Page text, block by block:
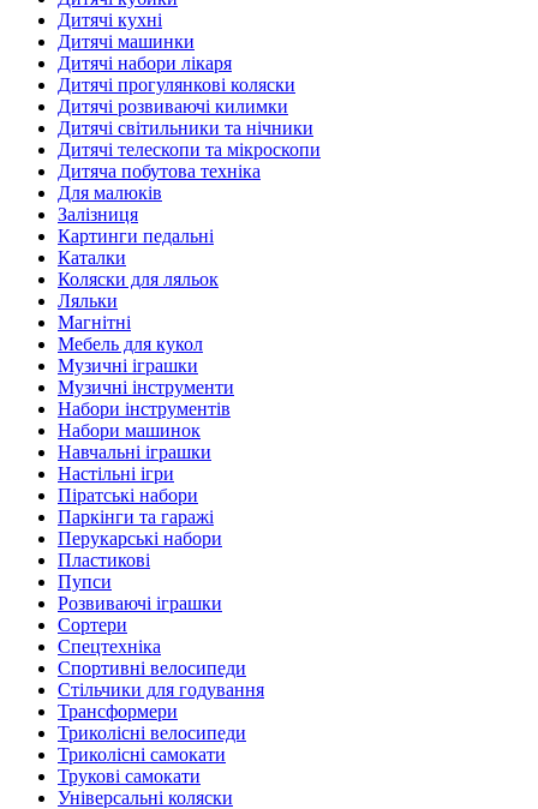
Дитячі кухні
Дитячі машинки
Дитячі набори лікаря
Дитячі прогулянкові коляски
Дитячі розвиваючі килимки
Дитячі світильники та нічники
Дитячі телескопи та мікроскопи
Дитяча побутова техніка
Для малюків
Залізниця
Картинги педальні
Каталки
Коляски для ляльок
Ляльки
Магнітні
Мебель для кукол
Музичні іграшки
Музичні інструменти
Набори інструментів
Набори машинок
Навчальні іграшки
Настільні ігри
Піратські набори
Паркінги та гаражі
Перукарські набори
Пластикові
Пупси
Розвиваючі іграшки
Сортери
Спецтехніка
Спортивні велосипеди
Стільчики для годування
Трансформери
Триколісні велосипеди
Триколісні самокати
Трукові самокати
Універсальні коляски